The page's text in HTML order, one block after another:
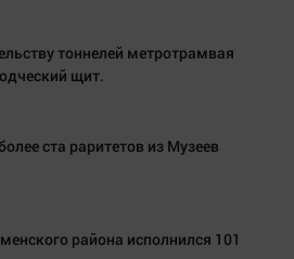
тоннелей метротрамвая
щит.
ста раритетов из Музеев
района исполнился 101